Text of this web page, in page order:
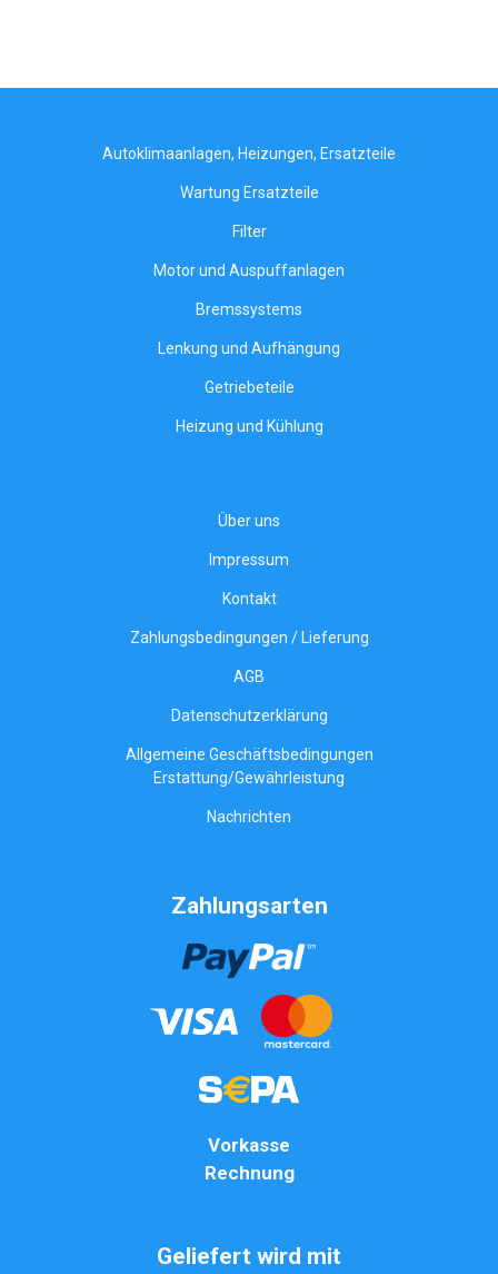
Autoklimaanlagen, Heizungen, Ersatzteile
Wartung Ersatzteile
Filter
Motor und Auspuffanlagen
Bremssystems
Lenkung und Aufhängung
Getriebeteile
Heizung und Kühlung
Über uns
Impressum
Kontakt
Zahlungsbedingungen / Lieferung
AGB
Datenschutzerklärung
Allgemeine Geschäftsbedingungen
Erstattung/Gewährleistung
Nachrichten
Zahlungsarten
Vorkasse
Rechnung
Geliefert wird mit